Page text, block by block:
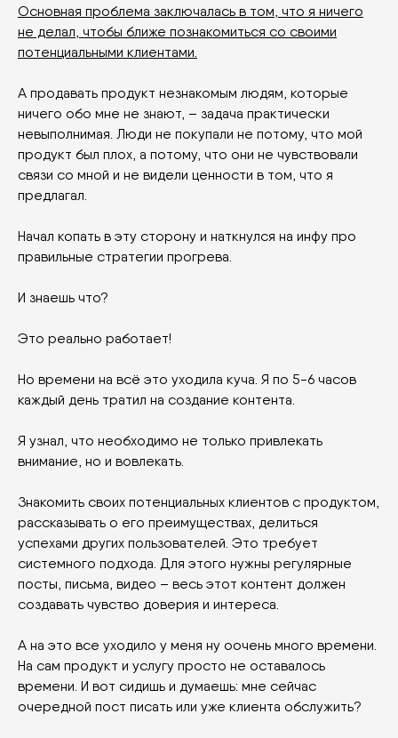
Основная проблема заключалась в том, что я ничего
не делал, чтобы ближе познакомиться со своими
потенциальными клиентами.
А продавать продукт незнакомым людям, которые
ничего обо мне не знают, – задача практически
невыполнимая. Люди не покупали не потому, что мой
продукт был плох, а потому, что они не чувствовали
связи со мной и не видели ценности в том, что я
предлагал.
Начал копать в эту сторону и наткнулся на инфу про
правильные стратегии прогрева.
И знаешь что?
Это реально работает!
Но времени на всё это уходила куча. Я по 5-6 часов
каждый день тратил на создание контента.
Я узнал, что необходимо не только привлекать
внимание, но и вовлекать.
Знакомить своих потенциальных клиентов с продуктом,
рассказывать о его преимуществах, делиться
успехами других пользователей. Это требует
системного подхода. Для этого нужны регулярные
посты, письма, видео – весь этот контент должен
создавать чувство доверия и интереса.
А на это все уходило у меня ну оочень много времени.
На сам продукт и услугу просто не оставалось
времени. И вот сидишь и думаешь: мне сейчас
очередной пост писать или уже клиента обслужить?